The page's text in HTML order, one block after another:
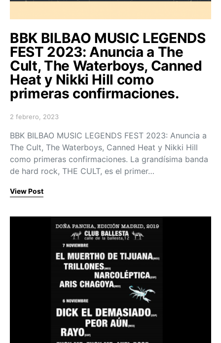
BBK BILBAO MUSIC LEGENDS
FEST 2023: Anuncia a The
Cult, The Waterboys, Canned
Heat y Nikki Hill como
primeras confirmaciones.
Posted on
2 febrero, 2023
BBK BILBAO MUSIC LEGENDS FEST 2023: Anuncia a
The Cult, The Waterboys, Canned Heat y Nikki Hill
como primeras confirmaciones. La grandísima banda
de hard rock, THE CULT, es el primer…
View Post